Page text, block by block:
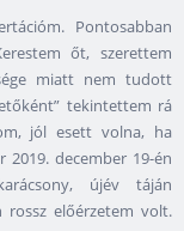
Pontosabban
őt, szerettem
miatt nem tudott
tekintettem rá
jól esett volna, ha
december 19-én
újév táján
előérzetem volt.